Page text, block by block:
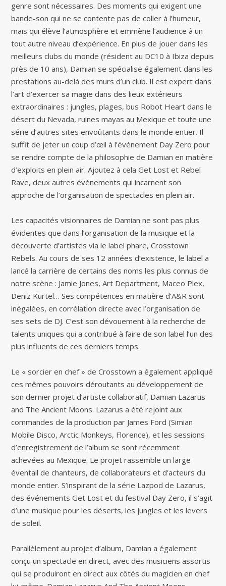
genre sont nécessaires. Des moments qui exigent une
bande-son qui ne se contente pas de coller à l’humeur,
mais qui élève l’atmosphère et emmène l’audience à un
tout autre niveau d’expérience. En plus de jouer dans les
meilleurs clubs du monde (résident au DC10 à Ibiza depuis
près de 10 ans), Damian se spécialise également dans les
prestations au-delà des murs d’un club. Il est expert dans
l’art d’exercer sa magie dans des lieux extérieurs
extraordinaires : jungles, plages, bus Robot Heart dans le
désert du Nevada, ruines mayas au Mexique et toute une
série d’autres sites envoûtants dans le monde entier. Il
suffit de jeter un coup d’œil à l’événement Day Zero pour
se rendre compte de la philosophie de Damian en matière
d’exploits en plein air. Ajoutez à cela Get Lost et Rebel
Rave, deux autres événements qui incarnent son
approche de l’organisation de spectacles en plein air.
Les capacités visionnaires de Damian ne sont pas plus
évidentes que dans l’organisation de la musique et la
découverte d’artistes via le label phare, Crosstown
Rebels. Au cours de ses 12 années d’existence, le label a
lancé la carrière de certains des noms les plus connus de
notre scène : Jamie Jones, Art Department, Maceo Plex,
Deniz Kurtel… Ses compétences en matière d’A&R sont
inégalées, en corrélation directe avec l’organisation de
ses sets de DJ. C’est son dévouement à la recherche de
talents uniques qui a contribué à faire de son label l’un des
plus influents de ces derniers temps.
Le « sorcier en chef » de Crosstown a également appliqué
ces mêmes pouvoirs déroutants au développement de
son dernier projet d’artiste collaboratif, Damian Lazarus
and The Ancient Moons. Lazarus a été rejoint aux
commandes de la production par James Ford (Simian
Mobile Disco, Arctic Monkeys, Florence), et les sessions
d’enregistrement de l’album se sont récemment
achevées au Mexique. Le projet rassemble un large
éventail de chanteurs, de collaborateurs et d’acteurs du
monde entier. S’inspirant de la série Lazpod de Lazarus,
des événements Get Lost et du festival Day Zero, il s’agit
d’une musique pour les déserts, les jungles et les levers
de soleil.
Parallèlement au projet d’album, Damian a également
conçu un spectacle en direct, avec des musiciens assortis
qui se produiront en direct aux côtés du magicien en chef